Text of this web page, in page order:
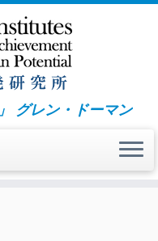
グレン・ドーマン